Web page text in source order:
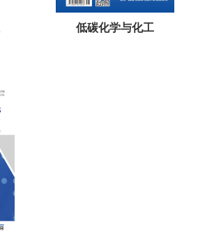
低碳化学与化工